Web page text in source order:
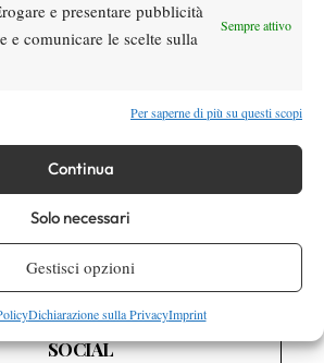
e presentare pubblicità
e comunicare le scelte sulla
Sempre attivo
Per saperne di più su questi scopi
Continua
Solo necessari
Gestisci opzioni
Dichiarazione sulla PrivacyImprint
1000 Montreal 2026: Darderi
Shang e vola agli ottavi
Wta
1000 Toronto 2026: pioggia pesante,
sospeso
SOCIAL